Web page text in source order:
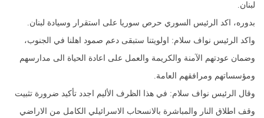
لبنان.
بدوره، اكد الرئيس السوري حرص سوريا على استقرار وسيادة لبنان.
واكد الرئيس نواف سلام: اولويتنا ستبقى دعم صمود اهلنا في الجنوب،
وضمان عودتهم الآمنة والكريمة والعمل على اعادة الحياة الى مدارسهم
ومؤسساتهم ومرافقهم العامة.
وقال الرئيس نواف سلام: في هذا الظرف الأليم اجدد تأكيد ضرورة تثبيت
وقف اطلاق النار والمباشرة بالانسحاب الاسرائيلي الكامل من الاراضي